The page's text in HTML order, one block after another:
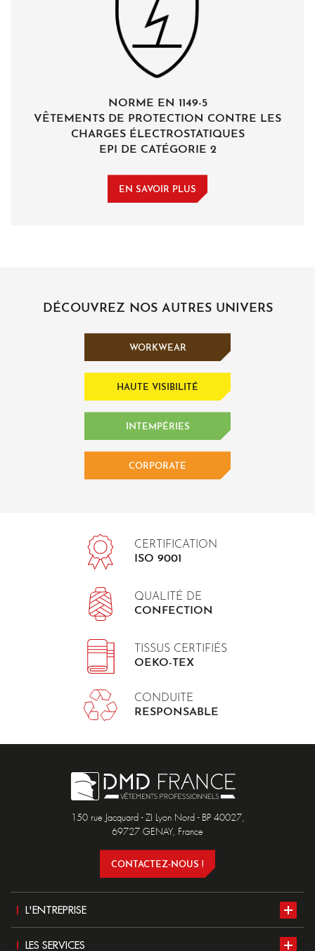
NORME EN 1149-5
VÊTEMENTS DE PROTECTION CONTRE LES
CHARGES ÉLECTROSTATIQUES
EPI DE CATÉGORIE 2
EN SAVOIR PLUS
DÉCOUVREZ NOS AUTRES UNIVERS
WORKWEAR
HAUTE VISIBILITÉ
INTEMPÉRIES
CORPORATE
CERTIFICATION
ISO 9001
QUALITÉ DE
CONFECTION
TISSUS CERTIFIÉS
OEKO-TEX
CONDUITE
RESPONSABLE
150 rue Jacquard - ZI Lyon Nord - BP 40027,
69727 GENAY, France
CONTACTEZ-NOUS !
L'ENTREPRISE
LES SERVICES